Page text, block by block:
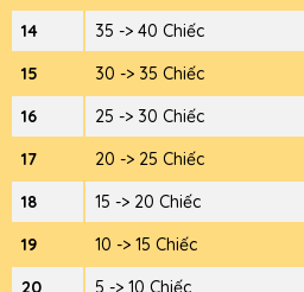
14
35 -> 40 Chiếc
15
30 -> 35 Chiếc
16
25 -> 30 Chiếc
17
20 -> 25 Chiếc
18
15 -> 20 Chiếc
19
10 -> 15 Chiếc
20
5 -> 10 Chiếc